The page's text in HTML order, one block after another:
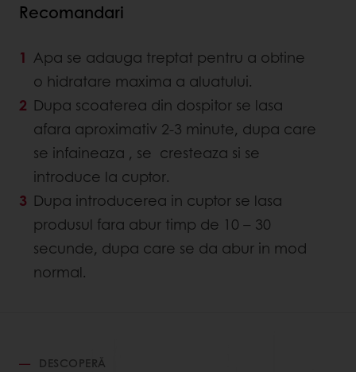
Recomandari
Apa se adauga treptat pentru a obtine
o hidratare maxima a aluatului.
Dupa scoaterea din dospitor se lasa
afara aproximativ 2-3 minute, dupa care
se infaineaza , se cresteaza si se
introduce la cuptor.
Dupa introducerea in cuptor se lasa
produsul fara abur timp de 10 – 30
secunde, dupa care se da abur in mod
normal.
DESCOPERĂ